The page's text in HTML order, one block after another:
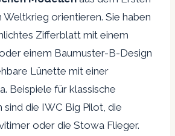
Weltkrieg orientieren. Sie haben
Zifferblatt mit einem
einem Baumuster-B-Design
Lünette mit einer
Beispiele für klassische
sind die IWC Big Pilot, die
oder die Stowa Flieger.